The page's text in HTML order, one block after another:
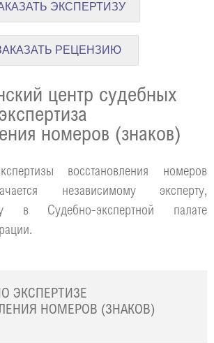
ЭКСПЕРТИЗУ
РЕЦЕНЗИЮ
центр судебных
номеров (знаков)
восстановления номеров
независимому эксперту,
в Судебно-экспертной палате
ЭКСПЕРТИЗЕ
НОМЕРОВ (ЗНАКОВ)